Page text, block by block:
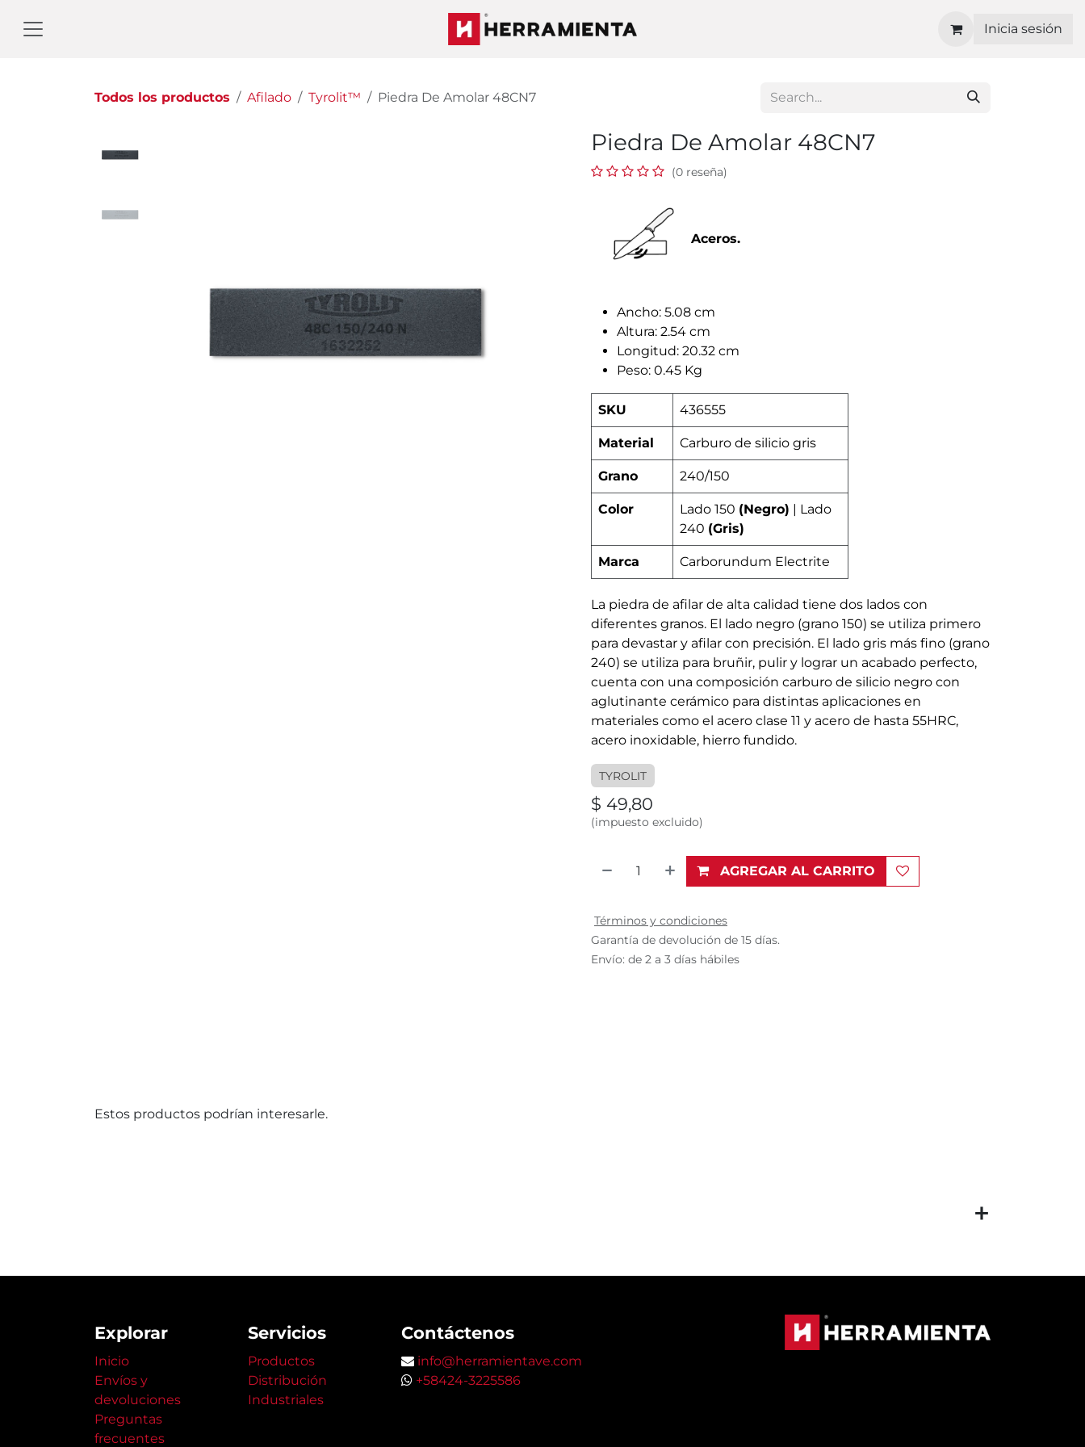
Inicia sesión
Todos los productos Afilado Tyrolit™ Piedra De Amolar 48CN7
Piedra De Amolar 48CN7
(0 reseña)
Aceros.
Ancho: 5.08 cm
Altura: 2.54 cm
Longitud: 20.32 cm
Peso: 0.45 Kg
SKU 436555
Material Carburo de silicio gris
Grano 240/150
Color Lado 150 (Negro) | Lado
240 (Gris)
Marca Carborundum Electrite
La piedra de afilar de alta calidad tiene dos lados con
diferentes granos. El lado negro (grano 150) se utiliza primero
para devastar y afilar con precisión. El lado gris más fino (grano
240) se utiliza para bruñir, pulir y lograr un acabado perfecto,
cuenta con una composición carburo de silicio negro con
aglutinante cerámico para distintas aplicaciones en
materiales como el acero clase 11 y acero de hasta 55HRC,
acero inoxidable, hierro fundido.
TYROLIT
$ 49,80
(impuesto excluido)
AGREGAR AL CARRITO
Términos y condiciones
Garantía de devolución de 15 días.
Envío: de 2 a 3 días hábiles
Estos productos podrían interesarle.
Explorar
Inicio
Envíos y
devoluciones
Preguntas
frecuentes
Servicios
Productos
Distribución
Industriales
Contáctenos
info@herramientave.com
+58424-3225586